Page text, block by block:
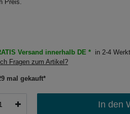
Preis.
Versand innerhalb DE *
in 2-4
Fragen zum Artikel?
mal gekauft*
In den